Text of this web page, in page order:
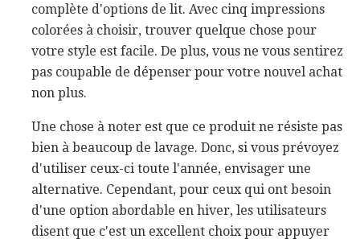
complète d'options de lit. Avec cinq impressions
colorées à choisir, trouver quelque chose pour
votre style est facile. De plus, vous ne vous sentirez
pas coupable de dépenser pour votre nouvel achat
non plus.
Une chose à noter est que ce produit ne résiste pas
bien à beaucoup de lavage. Donc, si vous prévoyez
d'utiliser ceux-ci toute l'année, envisager une
alternative. Cependant, pour ceux qui ont besoin
d'une option abordable en hiver, les utilisateurs
disent que c'est un excellent choix pour appuyer